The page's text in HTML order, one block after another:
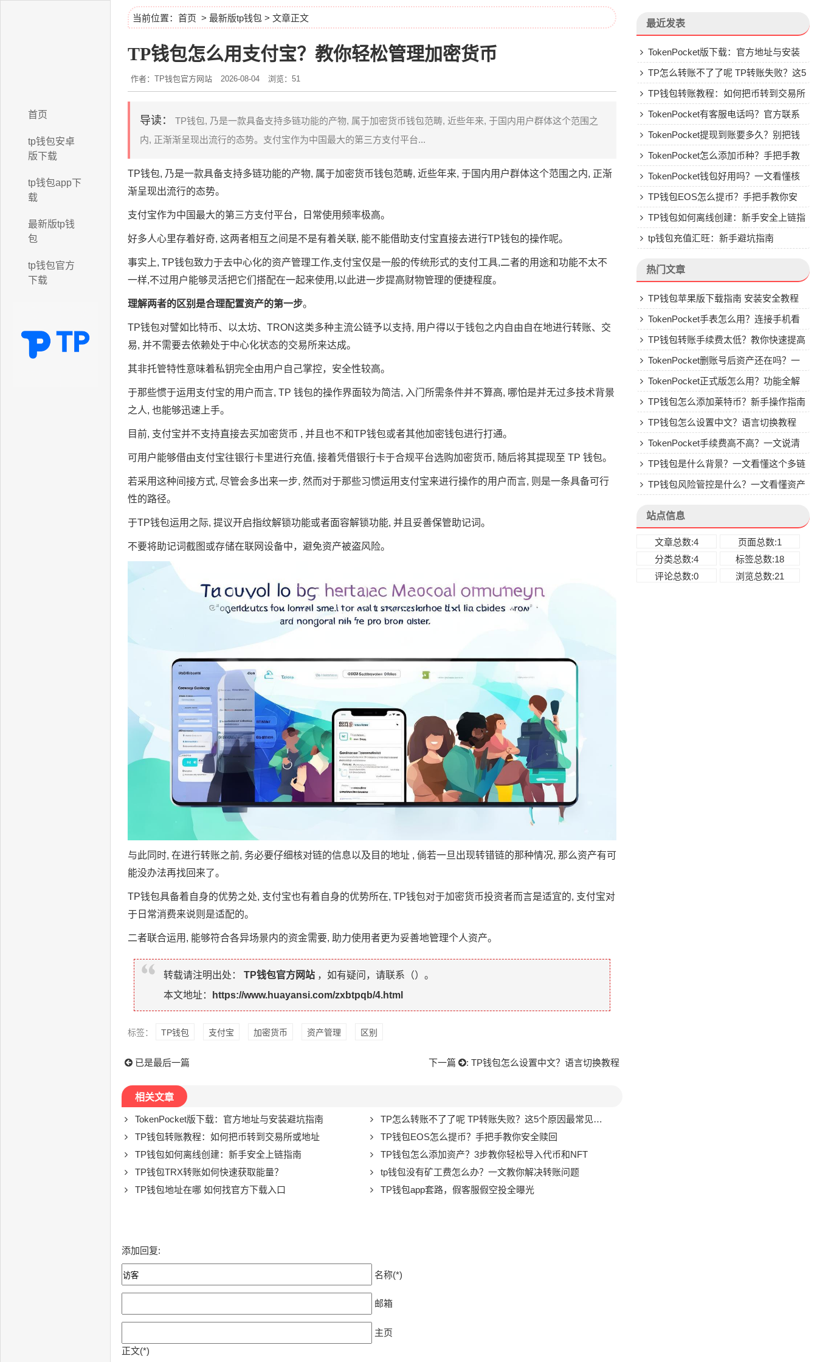
首页
tp钱包安卓
版下载
tp钱包app下
载
最新版tp钱
包
tp钱包官方
下载
当前位置： 首页 > 最新版tp钱包 > 文章正文
TP钱包怎么用支付宝？教你轻松管理加密货币
作者：TP钱包官方网站 2026-08-04 浏览：51
导读：
TP钱包, 乃是一款具备支持多链功能的产物, 属于加密货币钱包范畴, 近些年来, 于国内用户群体这个范围之
内, 正渐渐呈现出流行的态势。支付宝作为中国最大的第三方支付平台...
TP钱包, 乃是一款具备支持多链功能的产物, 属于加密货币钱包范畴, 近些年来, 于国内用户群体这个范围之内, 正渐
渐呈现出流行的态势。
支付宝作为中国最大的第三方支付平台，日常使用频率极高。
好多人心里存着好奇, 这两者相互之间是不是有着关联, 能不能借助支付宝直接去进行TP钱包的操作呢。
事实上, TP钱包致力于去中心化的资产管理工作,支付宝仅是一般的传统形式的支付工具,二者的用途和功能不太不
一样,不过用户能够灵活把它们搭配在一起来使用,以此进一步提高财物管理的便捷程度。
理解两者的区别是合理配置资产的第一步。
TP钱包对譬如比特币、以太坊、TRON这类多种主流公链予以支持, 用户得以于钱包之内自由自在地进行转账、交
易, 并不需要去依赖处于中心化状态的交易所来达成。
其非托管特性意味着私钥完全由用户自己掌控，安全性较高。
于那些惯于运用支付宝的用户而言, TP 钱包的操作界面较为简洁, 入门所需条件并不算高, 哪怕是并无过多技术背景
之人, 也能够迅速上手。
目前, 支付宝并不支持直接去买加密货币 , 并且也不和TP钱包或者其他加密钱包进行打通。
可用户能够借由支付宝往银行卡里进行充值, 接着凭借银行卡于合规平台选购加密货币, 随后将其提现至 TP 钱包。
若采用这种间接方式, 尽管会多出来一步, 然而对于那些习惯运用支付宝来进行操作的用户而言, 则是一条具备可行
性的路径。
于TP钱包运用之际, 提议开启指纹解锁功能或者面容解锁功能, 并且妥善保管助记词。
不要将助记词截图或存储在联网设备中，避免资产被盗风险。
与此同时, 在进行转账之前, 务必要仔细核对链的信息以及目的地址 , 倘若一旦出现转错链的那种情况, 那么资产有可
能没办法再找回来了。
TP钱包具备着自身的优势之处, 支付宝也有着自身的优势所在, TP钱包对于加密货币投资者而言是适宜的, 支付宝对
于日常消费来说则是适配的。
二者联合运用, 能够符合各异场景内的资金需要, 助力使用者更为妥善地管理个人资产。
转载请注明出处： TP钱包官方网站 ，如有疑问，请联系（）。
本文地址：
https://www.huayansi.com/zxbtpqb/4.html
标签： TP钱包 支付宝 加密货币 资产管理 区别
已是最后一篇 下一篇 : TP钱包怎么设置中文？语言切换教程
相关文章
TokenPocket版下载：官方地址与安装避坑指南
TP怎么转账不了了呢 TP转账失败？这5个原因最常见，一文解决你的转账焦虑
TP钱包转账教程：如何把币转到交易所或地址
TP钱包EOS怎么提币？手把手教你安全赎回
TP钱包如何离线创建：新手安全上链指南
TP钱包怎么添加资产？3步教你轻松导入代币和NFT
TP钱包TRX转账如何快速获取能量？
tp钱包没有矿工费怎么办？一文教你解决转账问题
TP钱包地址在哪 如何找官方下载入口
TP钱包app套路，假客服假空投全曝光
添加回复:
名称(*)
邮箱
主页
正文(*)
最近发表
TokenPocket版下载：官方地址与安装
避坑指南
TP怎么转账不了了呢 TP转账失败？这5
个原因最常见，一文解决你的转账焦虑
TP钱包转账教程：如何把币转到交易所
或地址
TokenPocket有客服电话吗？官方联系
方式详解
TokenPocket提现到账要多久？别把钱
包当银行，看完这篇就懂了
TokenPocket怎么添加币种？手把手教
你自定义代币
TokenPocket钱包好用吗？一文看懂核
心功能特点
TP钱包EOS怎么提币？手把手教你安
全赎回
TP钱包如何离线创建：新手安全上链指
南tp钱包充值汇旺：新手避坑指南
热门文章
TP钱包苹果版下载指南 安装安全教程
TokenPocket手表怎么用？连接手机看
行情教程
TP钱包转账手续费太低？教你快速提高
Gas费
TokenPocket删账号后资产还在吗？一
文讲清楚
TokenPocket正式版怎么用？功能全解
析与安全使用指南
TP钱包怎么添加莱特币？新手操作指南
TP钱包怎么设置中文？语言切换教程
TokenPocket手续费高不高？一文说清
楚TP钱包是什么背景？一文看懂这个多链
钱包的来头
TP钱包风险管控是什么？一文看懂资产
站点信息
文章总数:4
页面总数:1
分类总数:4
标签总数:18
评论总数:0
浏览总数:21